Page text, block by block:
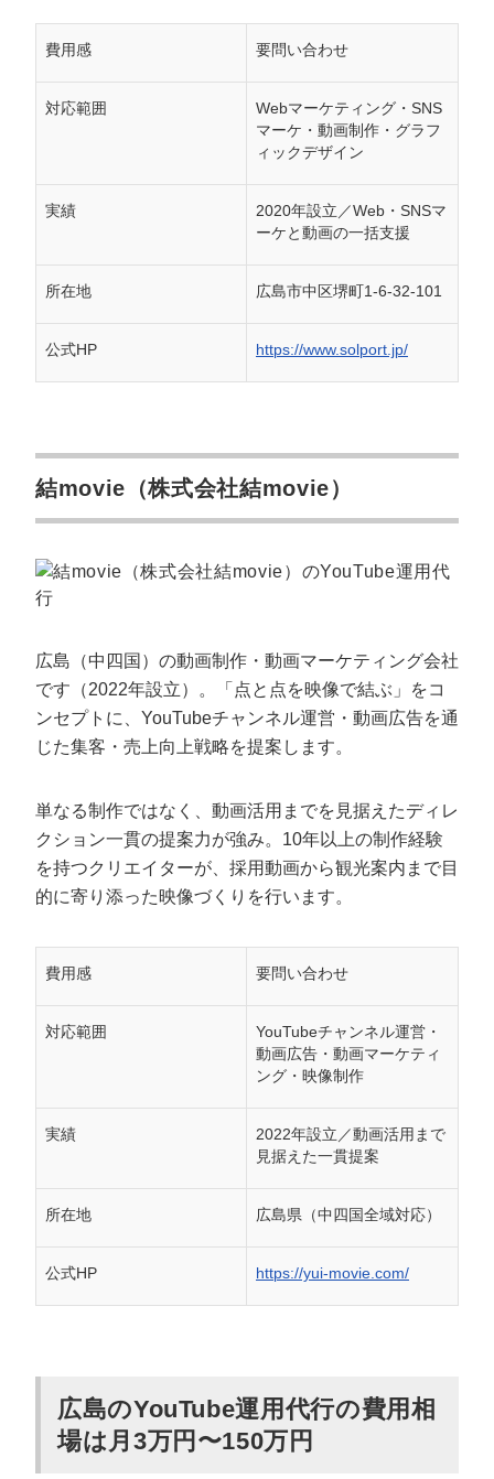
費用感 要問い合わせ
対応範囲
Webマーケティング・SNS
マーケ・動画制作・グラフ
ィックデザイン
実績
2020年設立／Web・SNSマ
ーケと動画の一括支援
所在地 広島市中区堺町1-6-32-101
公式HP https://www.solport.jp/
結movie（株式会社結movie）
広島（中四国）の動画制作・動画マーケティング会社
です（2022年設立）。「点と点を映像で結ぶ」をコ
ンセプトに、YouTubeチャンネル運営・動画広告を通
じた集客・売上向上戦略を提案します。
単なる制作ではなく、動画活用までを見据えたディレ
クション一貫の提案力が強み。10年以上の制作経験
を持つクリエイターが、採用動画から観光案内まで目
的に寄り添った映像づくりを行います。
費用感 要問い合わせ
対応範囲
YouTubeチャンネル運営・
動画広告・動画マーケティ
ング・映像制作
実績
2022年設立／動画活用まで
見据えた一貫提案
所在地 広島県（中四国全域対応）
公式HP https://yui-movie.com/
広島のYouTube運用代行の費用相
場は月3万円〜150万円